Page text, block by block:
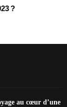
?
au cœur d’une